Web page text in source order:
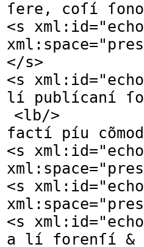
ſere, coſí
<s xml:id="
xml:space="
</s>
<s xml:id="
lí publícaní
<lb/>
factí píu
<s xml:id="
xml:space="
<s xml:id="
xml:space="
<s xml:id="
a lí forenſí &